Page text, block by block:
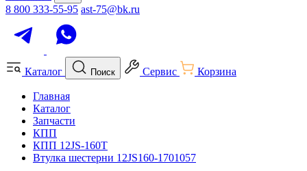
8 800 333-55-95 ast-75@bk.ru
Каталог Поиск Сервис Корзина
Главная
Каталог
Запчасти
КПП
КПП 12JS-160T
Втулка шестерни 12JS160-1701057